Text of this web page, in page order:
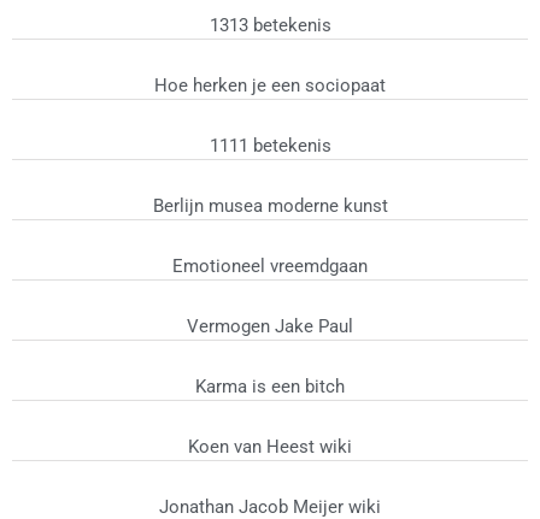
1313 betekenis
Hoe herken je een sociopaat
1111 betekenis
Berlijn musea moderne kunst
Emotioneel vreemdgaan
Vermogen Jake Paul
Karma is een bitch
Koen van Heest wiki
Jonathan Jacob Meijer wiki